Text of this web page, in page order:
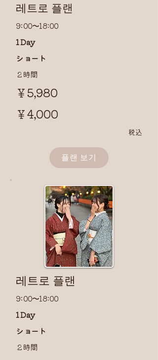
​레트로 플랜
9:00〜18:00
1 Day
​ショート
２時間
￥5,980
￥4,000
​税込
플랜 보기
​레트로 플랜
9:00〜18:00
1 Day
​ショート
２時間